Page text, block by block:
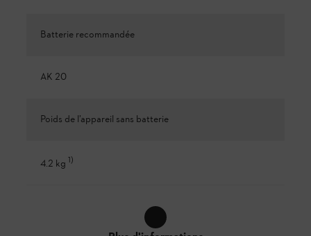
Batterie recommandée
AK 20
Poids de l’appareil sans batterie
4.2 kg 1)